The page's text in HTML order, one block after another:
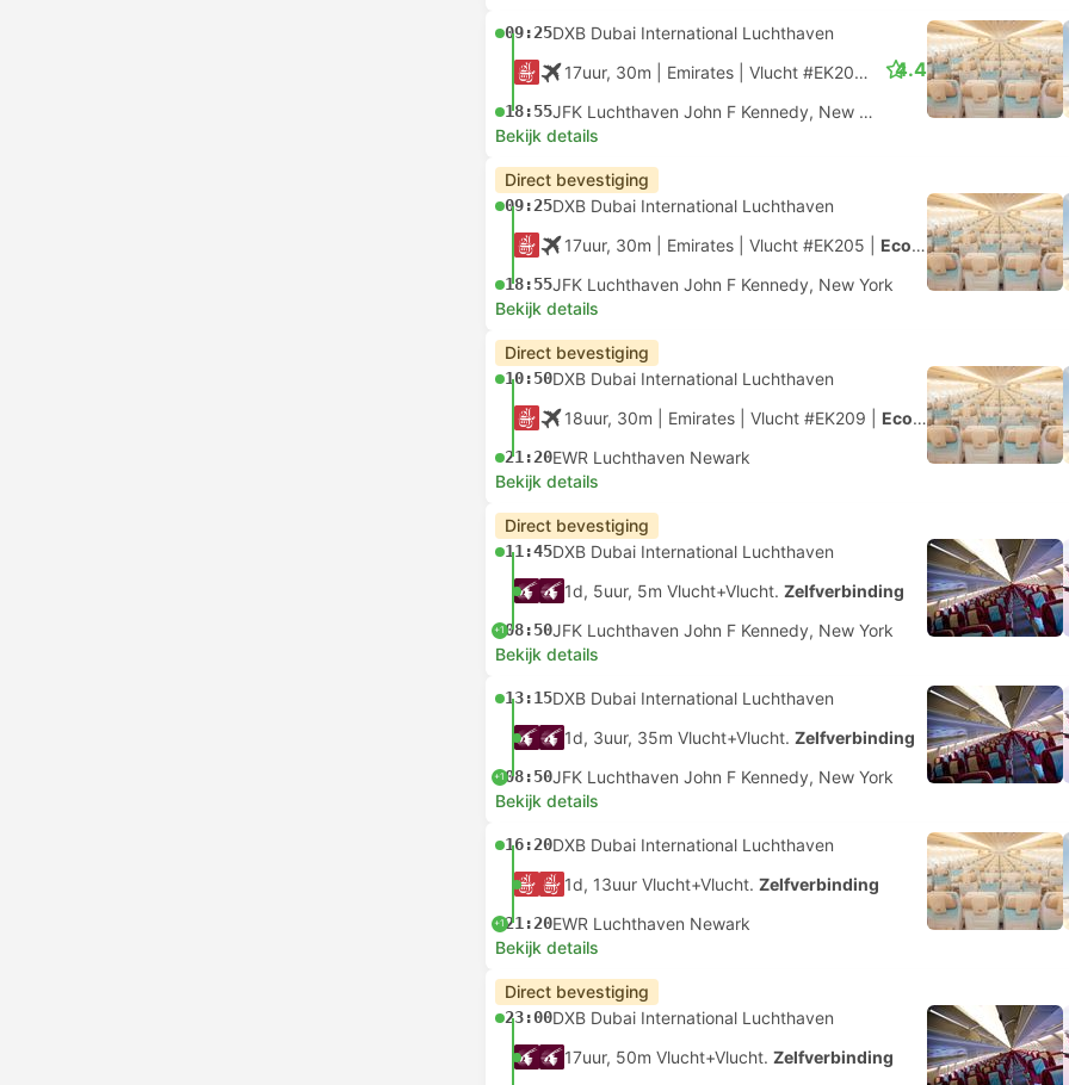
09:25DXB Dubai International Luchthaven
17uur, 30m | Emirates Vlucht #EK205 | Economy
18:55 JFK Luchthaven John F Kennedy, New York
4.4
Bekijk details
Direct bevestiging
09:25DXB Dubai International Luchthaven
17uur, 30m | Emirates Vlucht #EK205 Economy
18:55JFK Luchthaven John F Kennedy, New York
Bekijk details
Direct bevestiging
10:50DXB Dubai International Luchthaven
18uur, 30m | Emirates Vlucht #EK209 Economy
21:20EWR Luchthaven Newark
Bekijk details
Direct bevestiging
11:45DXB Dubai International Luchthaven
1d, 5uur, 5m Vlucht+Vlucht. Zelfverbinding
+108:50JFK Luchthaven John F Kennedy, New York
Bekijk details
13:15DXB Dubai International Luchthaven
1d, 3uur, 35m Vlucht+Vlucht. Zelfverbinding
+108:50JFK Luchthaven John F Kennedy, New York
Bekijk details
16:20DXB Dubai International Luchthaven
1d, 13uur Vlucht+Vlucht. Zelfverbinding
+121:20EWR Luchthaven Newark
Bekijk details
Direct bevestiging
23:00DXB Dubai International Luchthaven
17uur, 50m Vlucht+Vlucht. Zelfverbinding